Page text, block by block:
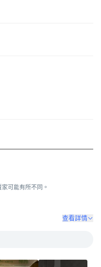
可能有所不同。
查看詳情